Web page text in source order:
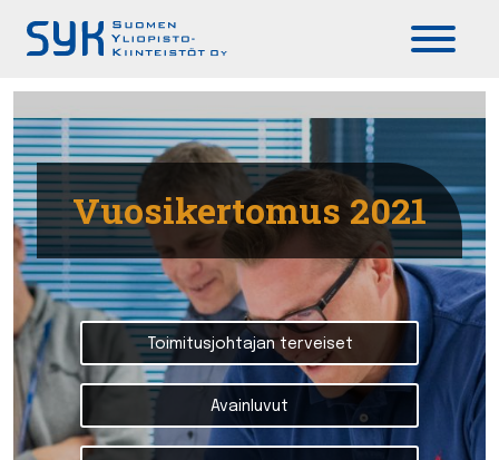
Päävalikko
Vuosikertomus 2021
Toimitusjohtajan terveiset
Avainluvut